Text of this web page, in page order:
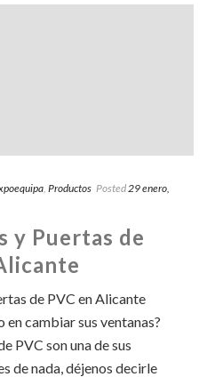
Productos Posted 29 enero,
y Puertas de
de PVC en Alicante
en cambiar sus ventanas?
PVC son una de sus
de nada, déjenos decirle